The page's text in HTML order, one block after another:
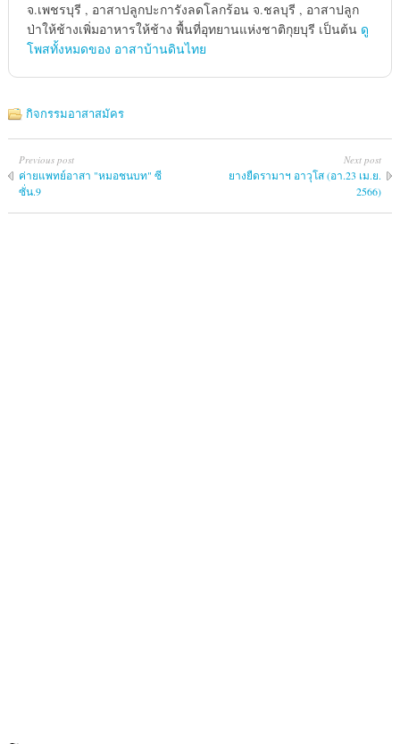
จ.เพชรบุรี , อาสาปลูกปะการังลดโลกร้อน จ.ชลบุรี , อาสาปลูก
ป่าให้ช้างเพิ่มอาหารให้ช้าง พื้นที่อุทยานแห่งชาติกุยบุรี เป็นต้น ดู
โพสทั้งหมดของ อาสาบ้านดินไทย
กิจกรรมอาสาสมัคร
Previous post
ค่ายแพทย์​อาสา "หมอชนบท" ซี
ซั่น.9
Next post
ยางยืดรามาฯ อาวุโส (อา.23 เม.ย.
2566)